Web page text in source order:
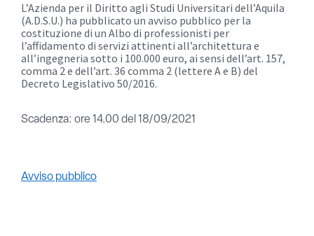
L’Azienda per il Diritto agli Studi Universitari dell’Aquila
(A.D.S.U.) ha pubblicato un avviso pubblico per la
costituzione di un Albo di professionisti per
l’affidamento di servizi attinenti all’architettura e
all’ingegneria sotto i 100.000 euro, ai sensi dell’art. 157,
comma 2 e dell’art. 36 comma 2 (lettere A e B) del
Decreto Legislativo 50/2016.
Scadenza: ore 14.00 del 18/09/2021
Avviso pubblico